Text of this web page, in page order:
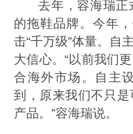
去年，容海瑞正
的拖鞋品牌。今年
击“千万级”体量。自
大信心。“以前我们
合海外市场。自主
到，原来我们不只
产品。”容海瑞说。